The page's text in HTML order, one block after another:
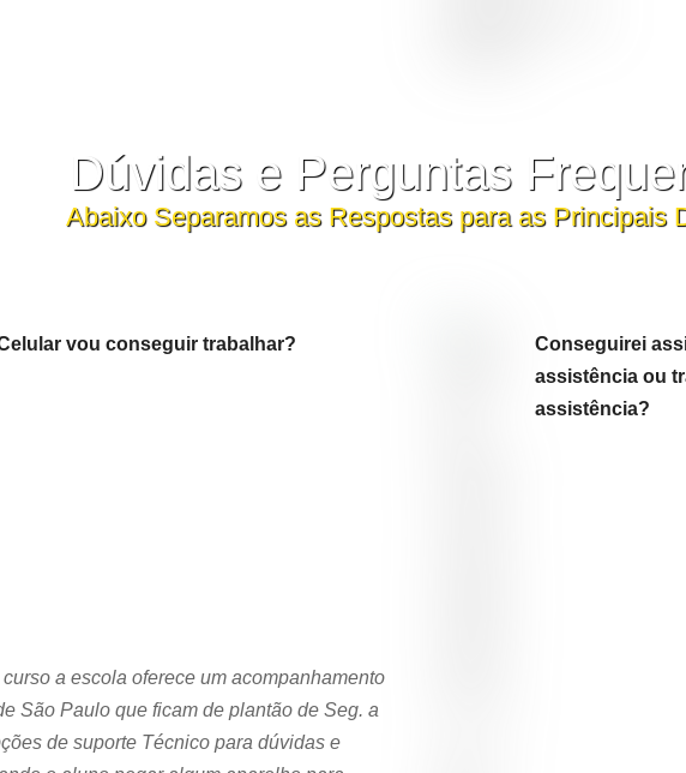
Dúvidas e Perguntas
Abaixo Separamos as Respostas para as Principais
vou conseguir trabalhar?
a escola oferece um acompanhamento
São Paulo que ficam de plantão de Seg. a
de suporte Técnico para dúvidas e
Conseguirei
assistência ou
assistência?